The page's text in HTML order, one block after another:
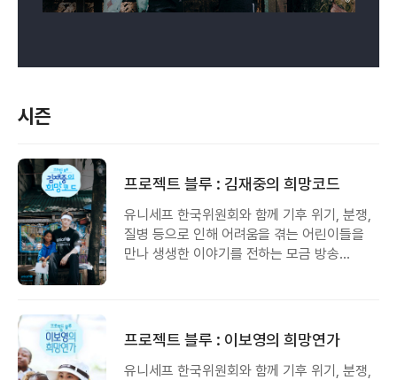
시즌
프로젝트 블루 : 김재중의 희망코드
유니세프 한국위원회와 함께 기후 위기, 분쟁,
질병 등으로 인해 어려움을 겪는 어린이들을
만나 생생한 이야기를 전하는 모금 방송
프로젝트 블루 : 이보영의 희망연가
유니세프 한국위원회와 함께 기후 위기, 분쟁,